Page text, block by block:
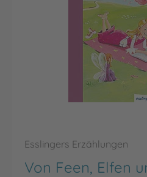
Esslingers Erzählungen
Von Feen, Elfen